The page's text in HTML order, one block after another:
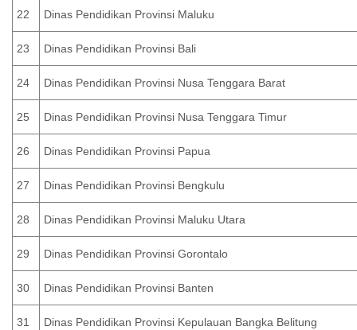
22 Dinas Pendidikan Provinsi Maluku
23 Dinas Pendidikan Provinsi Bali
24 Dinas Pendidikan Provinsi Nusa Tenggara Barat
25 Dinas Pendidikan Provinsi Nusa Tenggara Timur
26 Dinas Pendidikan Provinsi Papua
27 Dinas Pendidikan Provinsi Bengkulu
28 Dinas Pendidikan Provinsi Maluku Utara
29 Dinas Pendidikan Provinsi Gorontalo
30 Dinas Pendidikan Provinsi Banten
31 Dinas Pendidikan Provinsi Kepulauan Bangka Belitung